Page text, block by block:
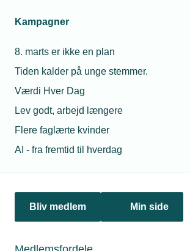
Kampagner
8. marts er ikke en plan
Tiden kalder på unge stemmer.
Værdi Hver Dag
Lev godt, arbejd længere
Flere faglærte kvinder
AI - fra fremtid til hverdag
Bliv medlem Min side
Politik & analyse
jura@tekniq.dk
tekniq@tekniq.dk